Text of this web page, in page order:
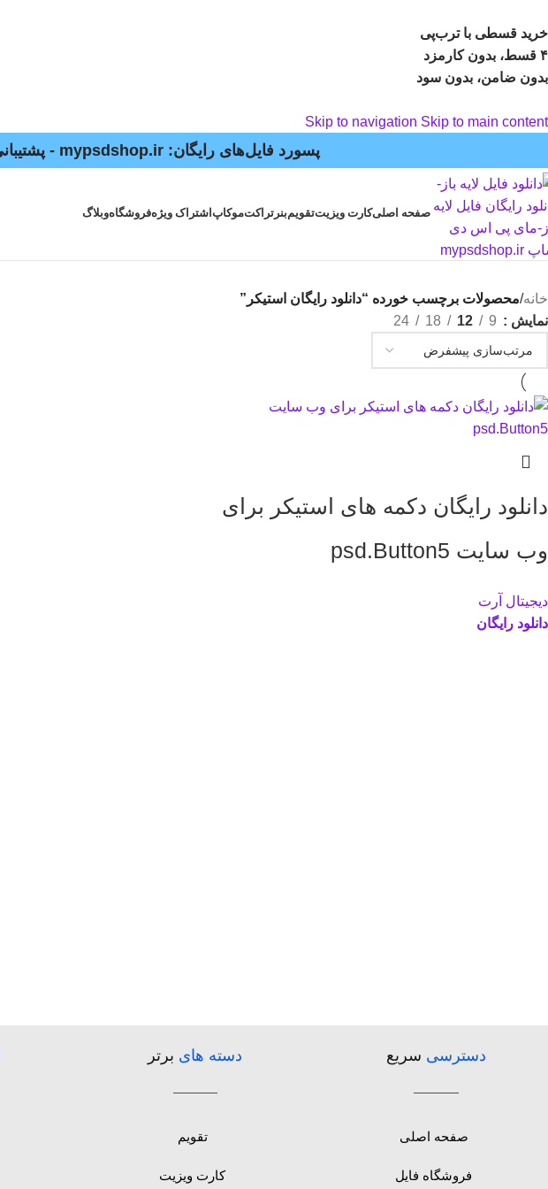
خرید قسطی با ترب‌پی
۴ قسط، بدون کارمزد
بدون ضامن، بدون سود
Skip to navigation Skip to main content
پسورد فایل‌های رایگان: mypsdshop.ir - پشتیبانی: arshiya_ag@yahoo.com
صفحه اصلیکارت ویزیتتقویمبنر تراکتموکاپ اشتراک ویژهفروشگاهوبلاگ
خانه/محصولات برچسب خورده “دانلود رایگان استیکر”
نمایش
9
12
18
24
دانلود رایگان دکمه های استیکر برای
وب سایت psd.Button5
دیجیتال آرت
دانلود رایگان
دسترسی سریع
صفحه اصلی
فروشگاه فایل
دسته های برتر
تقویم
کارت ویزیت